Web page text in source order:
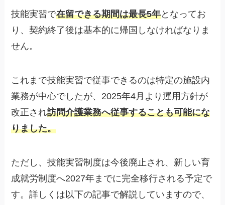
技能実習で在留できる期間は最長5年となってお
り、契約終了後は基本的に帰国しなければなりま
せん。
これまで技能実習で従事できるのは特定の施設内
業務が中心でしたが、2025年4月より運用方針が
改正され訪問介護業務へ従事することも可能にな
りました。
ただし、技能実習制度は今後廃止され、新しい育
成就労制度へ2027年までに完全移行される予定で
す。詳しくは以下の記事で解説していますので、